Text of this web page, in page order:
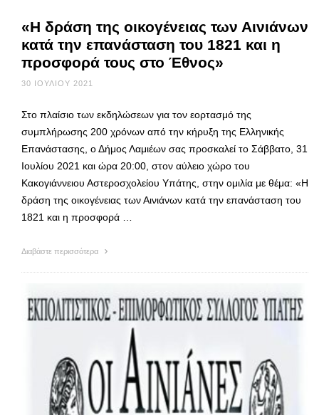
«Η δράση της οικογένειας των Αινιάνων
κατά την επανάσταση του 1821 και η
προσφορά τους στο Έθνος»
30 ΙΟΥΛΊΟΥ 2021
Στο πλαίσιο των εκδηλώσεων για τον εορτασμό της
συμπλήρωσης 200 χρόνων από την κήρυξη της Ελληνικής
Επανάστασης, ο Δήμος Λαμιέων σας προσκαλεί το Σάββατο, 31
Ιουλίου 2021 και ώρα 20:00, στον αύλειο χώρο του
Κακογιάννειου Αστεροσχολείου Υπάτης, στην ομιλία με θέμα: «Η
δράση της οικογένειας των Αινιάνων κατά την επανάσταση του
1821 και η προσφορά …
Διαβάστε περισσότερα